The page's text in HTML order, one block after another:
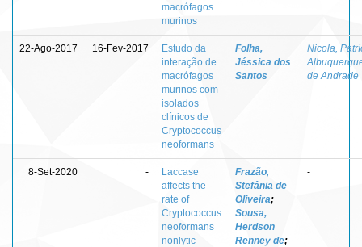
macrófagos
murinos
22-Ago-2017 16-Fev-2017
Estudo da
interação de
macrófagos
murinos com
isolados
clínicos de
Cryptococcus
neoformans
Folha,
Jéssica dos
Santos
Nicola,
de Andrade
8-Set-2020 -
Laccase
affects the
rate of
Cryptococcus
neoformans
nonlytic
Frazão,
Stefânia de
Oliveira;
Sousa,
Herdson
Renney de;
-